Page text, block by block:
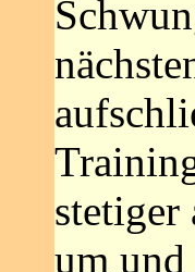
stetiger
um und